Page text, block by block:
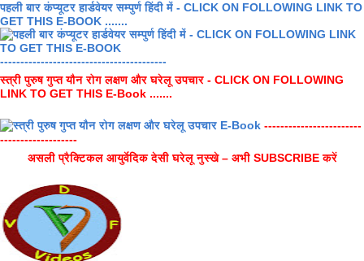
पहली बार कंप्यूटर हार्डवेयर सम्पुर्ण हिंदी में - CLICK ON FOLLOWING LINK TO
GET THIS E-BOOK .......
-----------------------------------------
स्त्री पुरुष गुप्त यौन रोग लक्षण और घरेलू उपचार - CLICK ON FOLLOWING
LINK TO GET THIS E-Book .......
------------------------
-------------------
असली प्रैक्टिकल आयुर्वेदिक देसी घरेलू नुस्खे – अभी SUBSCRIBE करें